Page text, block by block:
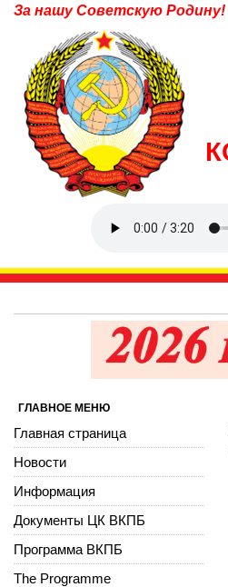
За нашу Советскую Родину!
ГЛАВНОЕ МЕНЮ
Главная страница
Новости
Информация
Документы ЦК ВКПБ
Программа ВКПБ
The Programme